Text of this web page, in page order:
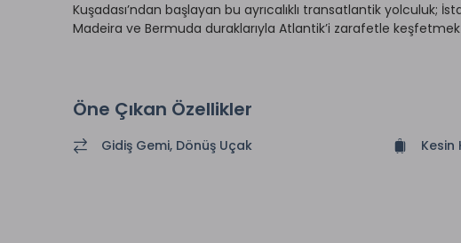
Kuşadası’ndan başlayan bu ayrıcalıklı transatlantik yolculuk;
Madeira ve Bermuda duraklarıyla Atlantik’i zarafetle
Öne Çıkan Özellikler
Gidiş Gemi, Dönüş Uçak Kesin